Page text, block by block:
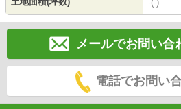
-(-)
メールでお問い合
電話でお問い